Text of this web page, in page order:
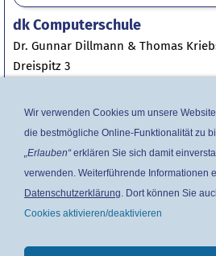
dk Computerschule
Dr. Gunnar Dillmann & Thomas
Dreispitz 3
Telefon: 06409 330 199 3
Fax: 06409 817 936 1
Mail:
Facebook: @dkcomputerschule
Wir verwenden Cookies um unsere
die bestmögliche Online-Funktionalität zu
„Erlauben“erklären Sie sich damit
verwenden. Weiterführende Informationen
Datenschutzerklärung. Dort können Sie
Cookies aktivieren/deaktivieren